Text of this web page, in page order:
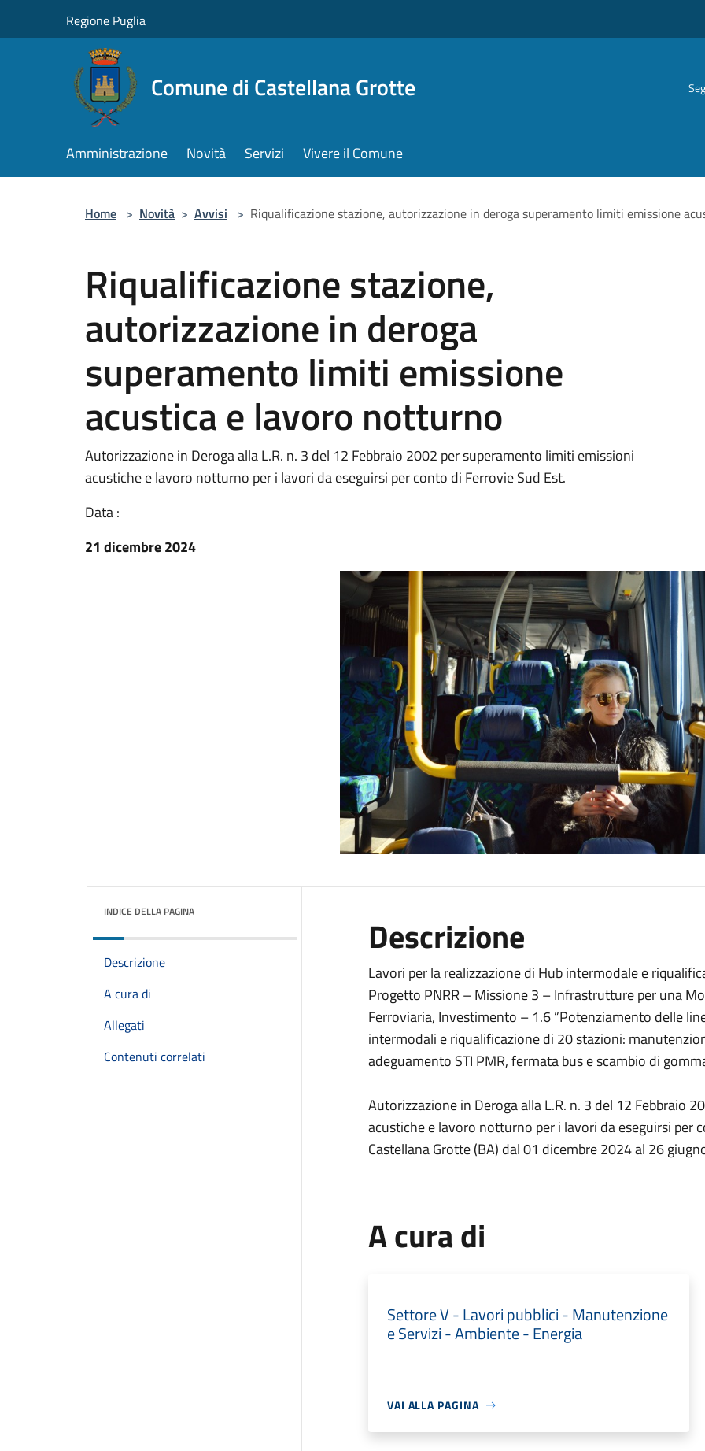
Regione Puglia
Comune di Castellana Grotte
Amministrazione Novità Servizi Vivere il Comune
Home > Novità > Avvisi > Riqualificazione stazione, autorizzazione in deroga superamento limiti emissione
Riqualificazione stazione,
autorizzazione in deroga
superamento limiti emissione
acustica e lavoro notturno
Autorizzazione in Deroga alla L.R. n. 3 del 12 Febbraio 2002 per superamento limiti emissioni
acustiche e lavoro notturno per i lavori da eseguirsi per conto di Ferrovie Sud Est.
Data :
21 dicembre 2024
INDICE DELLA PAGINA
Descrizione
A cura di
Allegati
Contenuti correlati
Descrizione
Lavori per la realizzazione di Hub intermodale e
Progetto PNRR – Missione 3 – Infrastrutture per una
Ferroviaria, Investimento – 1.6 ”Potenziamento delle
intermodali e riqualificazione di 20 stazioni:
adeguamento STI PMR, fermata bus e scambio di
Autorizzazione in Deroga alla L.R. n. 3 del 12 Febbraio
acustiche e lavoro notturno per i lavori da eseguirsi per
Castellana Grotte (BA) dal 01 dicembre 2024 al 26
A cura di
Settore V - Lavori pubblici - Manutenzione
e Servizi - Ambiente - Energia
VAI ALLA PAGINA